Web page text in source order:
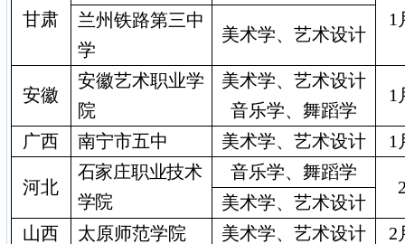
甘肃
1
兰州铁路第三中
学
美术学、艺术设计
安徽
安徽艺术职业学
院
美术学、艺术设计
音乐学、舞蹈学
1
广西 南宁市五中 美术学、艺术设计 1
河北
石家庄职业技术
学院
音乐学、舞蹈学
美术学、艺术设计
山西
太原师范学院 美术学、艺术设计 2